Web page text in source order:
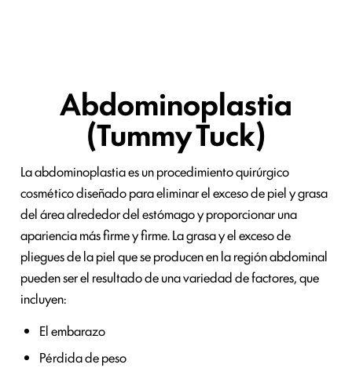
Abdominoplastia
(Tummy Tuck)
La abdominoplastia es un procedimiento quirúrgico
cosmético diseñado para eliminar el exceso de piel y grasa
del área alrededor del estómago y proporcionar una
apariencia más firme y firme. La grasa y el exceso de
pliegues de la piel que se producen en la región abdominal
pueden ser el resultado de una variedad de factores, que
incluyen:
El embarazo
Pérdida de peso